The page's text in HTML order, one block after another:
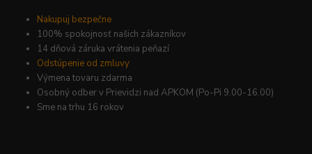
Nakupuj bezpečne
100% spokojnosť našich zákazníkov
14 dňová záruka vrátenia peňazí
Odstúpenie od zmluvy
Výmena tovaru zdarma
Osobný odber v Prievidzi nad APKOM (Po-Pi 9.00-16.00)
Sme na trhu 16 rokov